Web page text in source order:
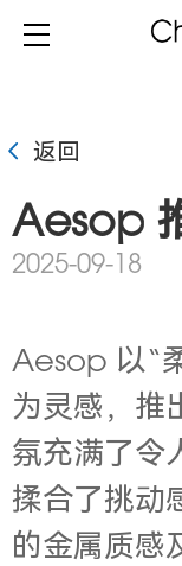
返回
Aesop
2025-09-18
Aesop 以“
为灵感，推
氛充满了令
揉合了挑动
的金属质感